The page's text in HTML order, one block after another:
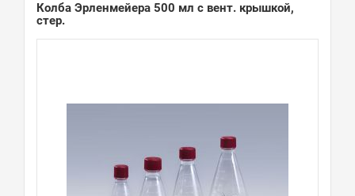
Колба Эрленмейера 500 мл с вент. крышкой,
стер.